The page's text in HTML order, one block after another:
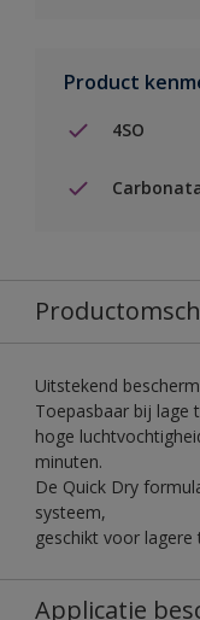
Product
4SO
Uitstekend
Toepasbaar bij lage
hoge
minuten.
De Quick Dry
systeem,
geschikt voor
Applicatie